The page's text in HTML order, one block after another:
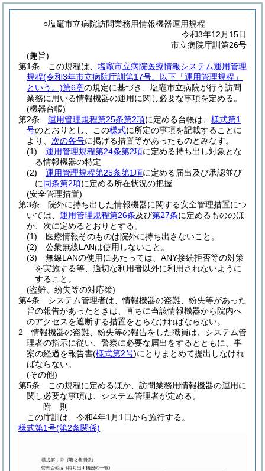
○塩竈市立病院訪問業務用情報機器運用規程
令和3年12月15日
市立病院庁訓第26号
(趣旨)
第1条
この規程は、 塩竈市立病院医療情報システム運用管理
規程(令和3年市立病院庁訓第17号。以下「運用管理規程」
という。)第6章の規定に基づき、塩竈市立病院が行う訪問
業務に用いる情報機器の運用に関し必要な事項を定める。
(機器台帳)
第2条
運用管理規程第25条第2項に定める台帳は、 様式第1
号のとおりとし、この様式に所定の事項を記載することに
より、 次の各号に掲げる措置等があったものとみなす。
(1)
運用管理規程第24条第2項に定める持ち出し対象とな
る情報機器の特定
(2)
運用管理規程第25条第1項に定める届出及び承認並び
に同条第2項に定める所在状況の把握
(安全管理措置)
第3条
院外に持ち出した情報機器に関する安全管理措置につ
いては、 運用管理規程第26条及び第27条に定めるもののほ
か、次に定めるとおりとする。
(1)
医療情報そのものは院外に持ち出さないこと。
(2)
公衆無線LANは使用しないこと。
(3)
無線LANの使用にあたっては、ANY接続拒否等の対策
を実施する等、適切な利用者以外に利用されないように
すること。
(盗難、紛失等の対応策)
第4条
システム管理者は、情報機器の盗難、紛失等があった
旨の報告があったときは、直ちに当該情報機器から院内へ
のアクセスを遮断する措置をとらなければならない。
2
情報機器の盗難、紛失等の報告をした職員は、システム管
理者の指示に従い、警察に必要な届出をするとともに、事
案の経過を報告書(様式第2号)にとりまとめて提出しなけれ
ばならない。
(その他)
第5条
この規程に定めるほか、訪問業務用情報機器の運用に
関し必要な事項は、システム管理者が定める。
附 則
この庁訓は、令和4年1月1日から施行する。
様式第1号(第2条関係)